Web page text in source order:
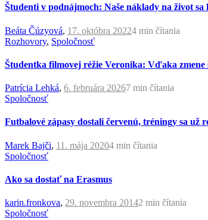
Študenti v podnájmoch: Naše náklady na život
Beáta Čúzyová, 17. októbra 20224 min čítania
Rozhovory, Spoločnosť
Študentka filmovej réžie Veronika: Vďaka zmene
Patrícia Lehká, 6. februára 20267 min čítania
Spoločnosť
Futbalové zápasy dostali červenú, tréningy sa už
Marek Bajči, 11. mája 20204 min čítania
Spoločnosť
Ako sa dostať na Erasmus
karin.fronkova, 29. novembra 20142 min čítania
Spoločnosť